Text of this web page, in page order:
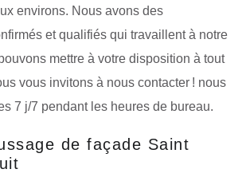
environs. Nous avons des
et qualifiés qui travaillent à notre
mettre à votre disposition à tout
vous invitons à nous contacter ! nous
7 j/7 pendant les heures de bureau.
de façade Saint